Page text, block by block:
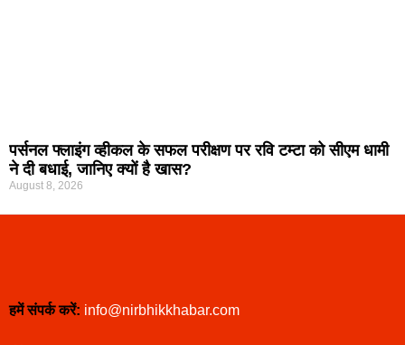
पर्सनल फ्लाइंग व्हीकल के सफल परीक्षण पर रवि टम्टा को सीएम धामी
ने दी बधाई, जानिए क्यों है खास?
August 8, 2026
हमें संपर्क करें: info@nirbhikkhabar.com